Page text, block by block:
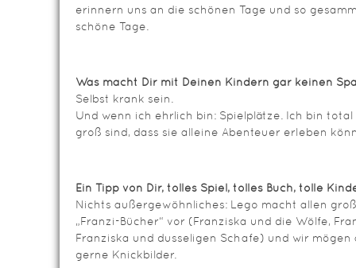
erinnern uns an die schönen Tage und so
schöne Tage.
Was macht Dir mit Deinen Kindern gar keinen
Selbst krank sein.
Und wenn ich ehrlich bin: Spielplätze. Ich bin
groß sind, dass sie alleine Abenteuer erleben
Ein Tipp von Dir, tolles Spiel, tolles Buch, tolle
Nichts außergewöhnliches: Lego macht allen
„Franzi-Bücher“ vor (Franziska und die Wölfe,
Franziska und dusseligen Schafe) und wir
gerne Knickbilder.